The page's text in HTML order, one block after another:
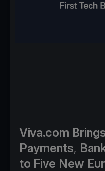
Viva.com
Payments,
to Five New